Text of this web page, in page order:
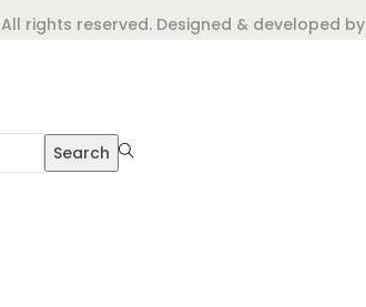
All rights reserved. Designed & developed by
Search